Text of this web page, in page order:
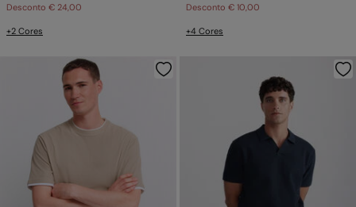
Desconto € 24,00
+2 Cores
Desconto € 10,00
+4 Cores